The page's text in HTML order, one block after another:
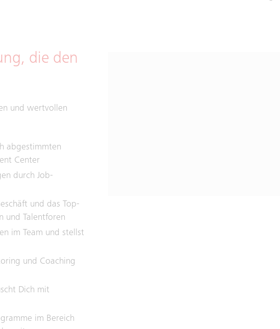
die den
und wertvollen
abgestimmten
Center
durch Job-
und das Top-
und Talentforen
im Team und stellst
und Coaching
Dich mit
im Bereich